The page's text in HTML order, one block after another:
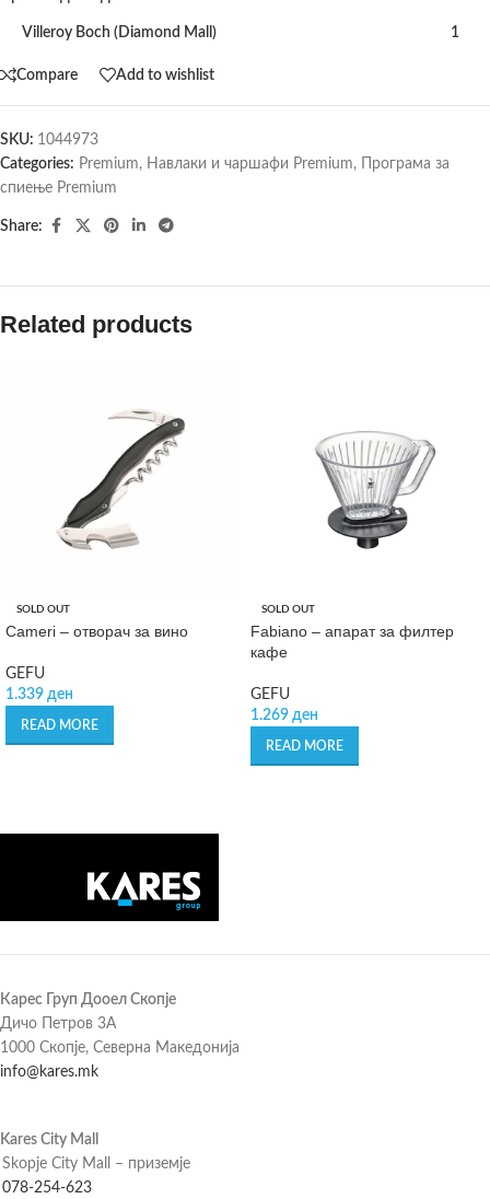
Villeroy Boch (Diamond Mall) 1
Compare Add to wishlist
SKU: 1044973
Categories: Premium, Навлаки и чаршафи Premium,
Програма за
спиење Premium
Share:
Related products
SOLD OUT
Cameri – отворач за вино
GEFU
1.339 ден
READ MORE
SOLD OUT
Fabiano – апарат за филтер
кафе
GEFU
1.269 ден
READ MORE
Карес Груп Дооел Скопје
Дичо Петров 3А
1000 Скопје, Северна Македонија
info@kares.mk
Kares City Mall
Skopje City Mall – приземје
078-254-623